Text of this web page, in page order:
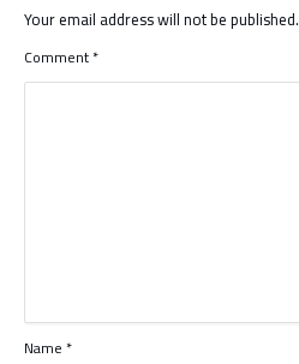
Your email address will not be published.
Comment*
Name*